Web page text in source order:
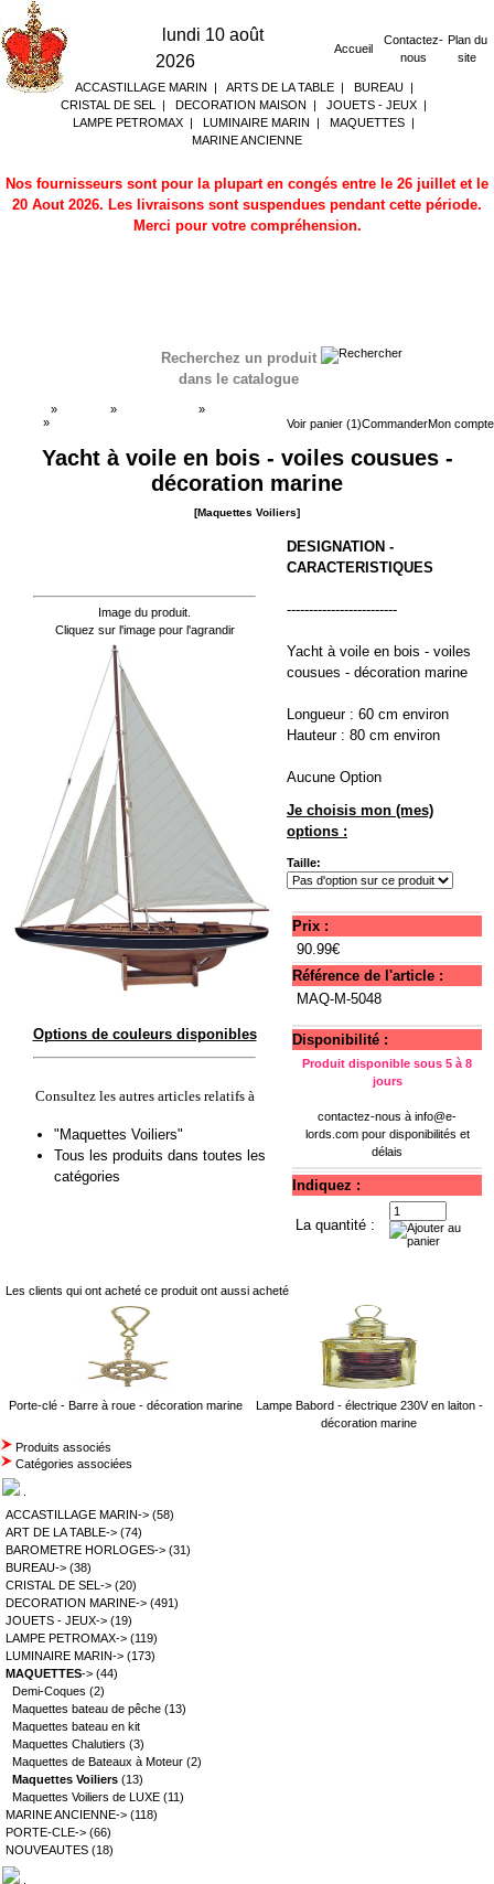
lundi 10 août
2026
Accueil
Contactez-
nous
Plan du
site
ACCASTILLAGE MARIN | ARTS DE LA TABLE| BUREAU|
CRISTAL DE SEL
| DECORATION MAISON | JOUETS - JEUX |
LAMPE PETROMAX | LUMINAIRE MARIN | MAQUETTES |
MARINE ANCIENNE
Nos fournisseurs sont pour la plupart en congés entre le 26 juillet et le
20 Aout 2026. Les livraisons sont suspendues pendant cette période.
Merci pour votre compréhension.
Recherchez un produit
dans le catalogue
Voir panier (1)CommanderMon compte
» » »
»
Yacht à voile en bois - voiles cousues -
décoration marine
[Maquettes Voiliers]
Image du produit.
Cliquez sur l'image pour l'agrandir
Options de couleurs disponibles
Consultez les autres articles relatifs à
"Maquettes Voiliers"
Tous les produits dans toutes les
catégories
DESIGNATION -
CARACTERISTIQUES
-------------------------
Yacht à voile en bois - voiles
cousues - décoration marine
Longueur : 60 cm environ
Hauteur : 80 cm environ
Aucune Option
Je choisis mon (mes)
options :
Taille:
Prix :
90.99€
Référence de l'article :
MAQ-M-5048
Disponibilité :
Produit disponible sous 5 à 8
jours
contactez-nous à info@e-
lords.compour disponibilités et
délais
Indiquez :
La quantité :
Les clients qui ont acheté ce produit ont aussi acheté
Porte-clé - Barre à roue - décoration marine
Lampe Babord - électrique 230V en laiton -
décoration marine
Produits associés
Catégories associées
ACCASTILLAGE MARIN-> (58)
ART DE LA TABLE-> (74)
BAROMETRE HORLOGES-> (31)
BUREAU-> (38)
CRISTAL DE SEL-> (20)
DECORATION MARINE-> (491)
JOUETS - JEUX-> (19)
LAMPE PETROMAX-> (119)
LUMINAIRE MARIN-> (173)
MAQUETTES-> (44)
Demi-Coques (2)
Maquettes bateau de pêche (13)
Maquettes bateau en kit
Maquettes Chalutiers (3)
Maquettes de Bateaux à Moteur (2)
Maquettes Voiliers (13)
Maquettes Voiliers de LUXE (11)
MARINE ANCIENNE-> (118)
PORTE-CLE-> (66)
NOUVEAUTES (18)